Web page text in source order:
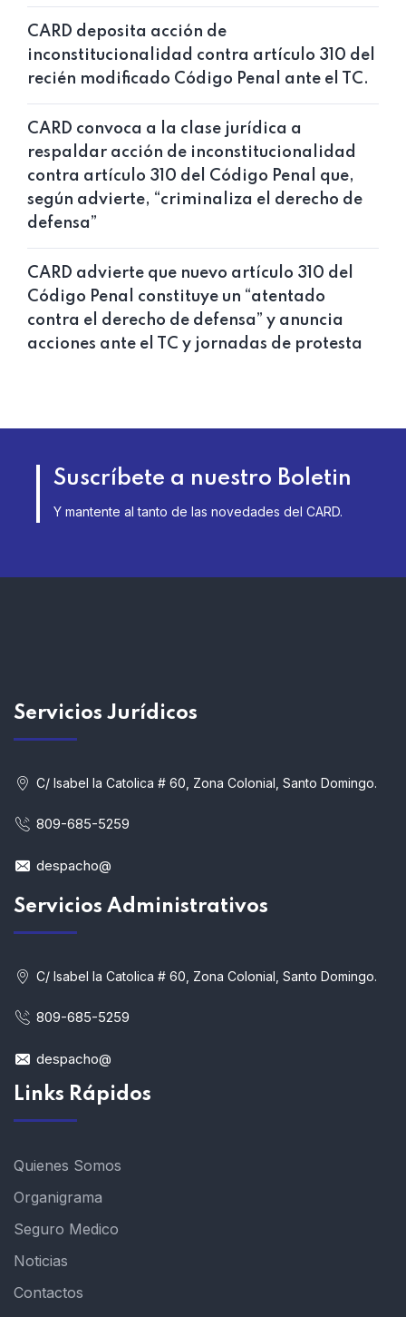
CARD deposita acción de
inconstitucionalidad contra artículo 310 del
recién modificado Código Penal ante el TC.
CARD convoca a la clase jurídica a
respaldar acción de inconstitucionalidad
contra artículo 310 del Código Penal que,
según advierte, “criminaliza el derecho de
defensa”
CARD advierte que nuevo artículo 310 del
Código Penal constituye un “atentado
contra el derecho de defensa” y anuncia
acciones ante el TC y jornadas de protesta
Suscríbete a nuestro Boletin
Y mantente al tanto de las novedades del CARD.
Servicios Jurídicos
C/ Isabel la Catolica # 60, Zona Colonial, Santo Domingo.
809-685-5259
despacho@
Servicios Administrativos
C/ Isabel la Catolica # 60, Zona Colonial, Santo Domingo.
809-685-5259
despacho@
Links Rápidos
Quienes Somos
Organigrama
Seguro Medico
Noticias
Contactos